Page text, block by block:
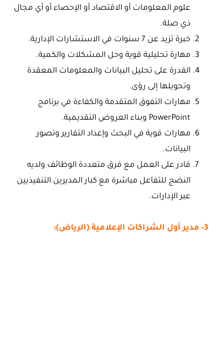
علوم المعلومات أو الاقتصاد أو الإحصاء أو أي مجال
ذي صلة.
خبرة تزيد عن 7 سنوات في الاستشارات الإدارية.
مهارة تحليلية قوية وحل المشكلات والكمية.
القدرة على تحليل البيانات والمعلومات المعقدة
وتحويلها إلى رؤى.
مهارات التفوق المتقدمة والكفاءة في برنامج
PowerPoint وبناء العروض التقديمية.
مهارات قوية في البحث وإعداد التقارير وتصور
البيانات.
قادر على العمل مع فرق متعددة الوظائف ولديه
النضج للتفاعل مباشرة مع كبار المديرين التنفيذيين
عبر الإدارات.
3- مدير أول الشراكات الإعلامية (الرياض):